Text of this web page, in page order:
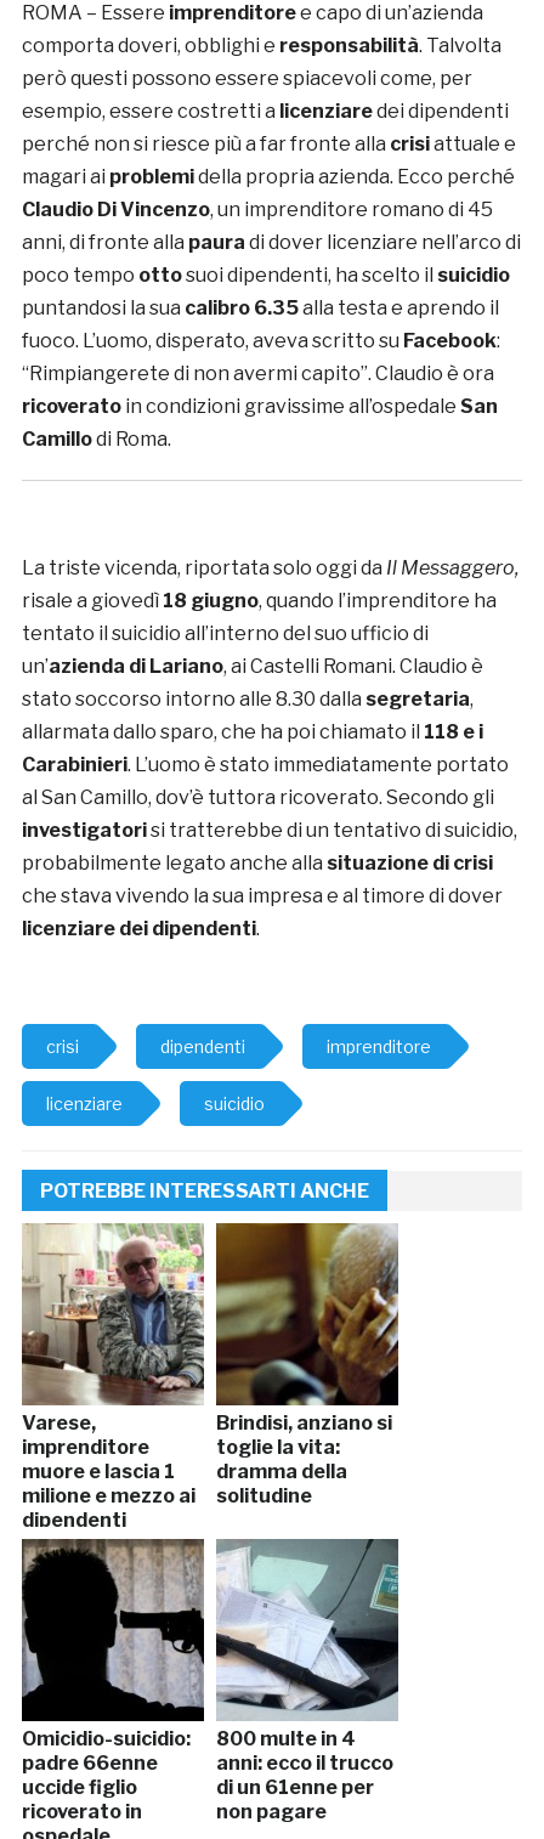
ROMA – Essere imprenditoree capo di un’azienda
comporta doveri, obblighi e responsabilità. Talvolta
però questi possono essere spiacevoli come, per
esempio, essere costretti a licenziaredei dipendenti
perché non si riesce più a far fronte alla crisiattuale e
magari ai problemidella propria azienda. Ecco perché
Claudio Di Vincenzo, un imprenditore romano di 45
anni, di fronte alla paura di dover licenziare nell’arco di
poco tempo ottosuoi dipendenti, ha scelto il suicidio
puntandosi la sua calibro 6.35alla testa e aprendo il
fuoco. L’uomo, disperato, aveva scritto su Facebook:
“Rimpiangerete di non avermi capito”. Claudio è ora
ricoveratoin condizioni gravissime all’ospedale San
Camillodi Roma.
La triste vicenda, riportata solo oggi da Il Messaggero,
risale a giovedì18 giugno, quando l’imprenditore ha
tentato il suicidio all’interno del suo ufficio di
un’azienda di Lariano, ai Castelli Romani. Claudio è
stato soccorso intorno alle 8.30 dalla segretaria,
allarmata dallo sparo, che ha poi chiamato il 118 e i
Carabinieri. L’uomo è stato immediatamente portato
al San Camillo, dov’è tuttora ricoverato. Secondo gli
investigatorisi tratterebbe di un tentativo di suicidio,
probabilmente legato anche alla situazione di crisi
che stava vivendo la sua impresa e al timore di dover
licenziare dei dipendenti.
crisi dipendenti imprenditore
licenziare suicidio
POTREBBE INTERESSARTI ANCHE
Varese,
imprenditore
muore e lascia 1
milione e mezzo ai
dipendenti
Brindisi, anziano si
toglie la vita:
dramma della
solitudine
Omicidio-suicidio:
padre 66enne
uccide figlio
ricoverato in
800 multe in 4
anni: ecco il trucco
di un 61enne per
non pagare